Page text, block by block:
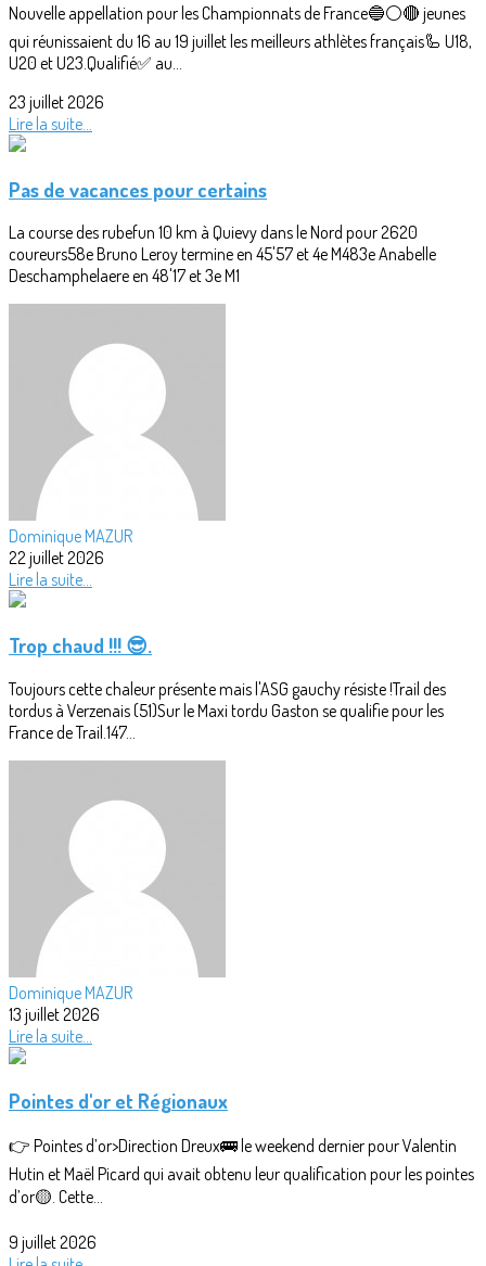
Nouvelle appellation pour les Championnats de France🔵⚪🔴 jeunes
qui réunissaient du 16 au 19 juillet les meilleurs athlètes français🦾 U18,
U20 et U23.Qualifié✅ au...
23 juillet 2026
Lire la suite...
Pas de vacances pour certains
La course des rubefun 10 km à Quievy dans le Nord pour 2620
coureurs58e Bruno Leroy termine en 45'57 et 4e M483e Anabelle
Deschamphelaere en 48'17 et 3e M1
Dominique MAZUR
22 juillet 2026
Lire la suite...
Trop chaud !!! 😎.
Toujours cette chaleur présente mais l'ASG gauchy résiste !Trail des
tordus à Verzenais (51)Sur le Maxi tordu Gaston se qualifie pour les
France de Trail.147...
Dominique MAZUR
13 juillet 2026
Lire la suite...
Pointes d'or et Régionaux
👉 Pointes d’or>Direction Dreux🚌 le weekend dernier pour Valentin
Hutin et Maël Picard qui avait obtenu leur qualification pour les pointes
d’or🟡. Cette...
9 juillet 2026